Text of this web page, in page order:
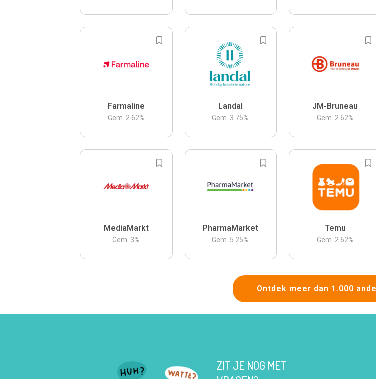
Farmaline
Gem. 2.62%
Landal
Gem. 3.75%
JM-Bruneau
Gem. 2.62%
MediaMarkt
Gem. 3%
PharmaMarket
Gem. 5.25%
Temu
Gem. 2.62%
Ontdek meer dan 1.000
ZIT JE NOG MET